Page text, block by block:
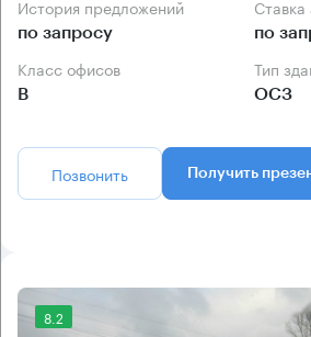
История предложений
по запросу по
Класс офисов
B
Тип
ОСЗ
Позвонить Получить
8.2